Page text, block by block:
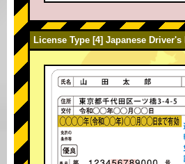
License Type [4] Japanese Driver's